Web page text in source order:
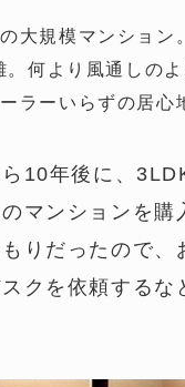
大規模マンショ
。何より風通しの
ラーいらずの居心
10年後に、
マンションを
りだったので
クを依頼する